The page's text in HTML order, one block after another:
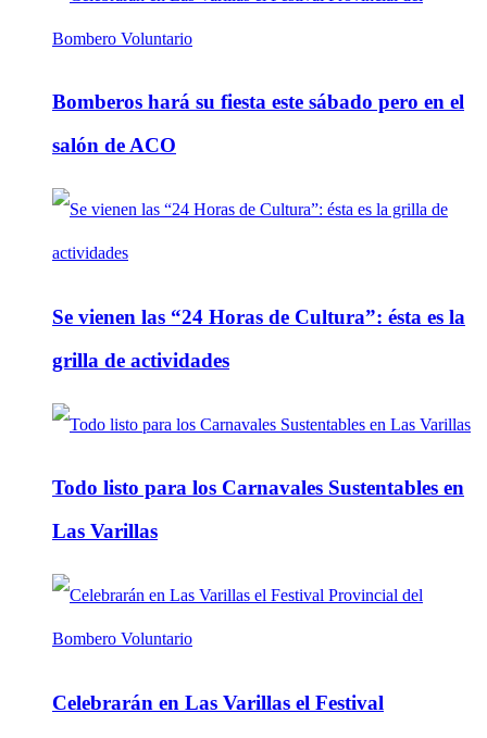
Bomberos hará su fiesta este sábado pero en el
salón de ACO
Se vienen las “24 Horas de Cultura”: ésta es la
grilla de actividades
Todo listo para los Carnavales Sustentables en
Las Varillas
Celebrarán en Las Varillas el Festival